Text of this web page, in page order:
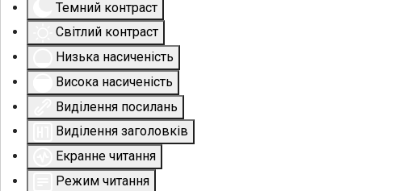
Темний контраст
Світлий контраст
Низька насиченість
Висока насиченість
Виділення посилань
Виділення заголовків
Екранне читання
Режим читання